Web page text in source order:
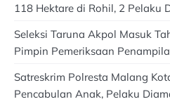
118 Hektare di Rohil, 2 Pelaku
Seleksi Taruna Akpol Masuk
Pimpin Pemeriksaan
Satreskrim Polresta Malang
Pencabulan Anak, Pelaku